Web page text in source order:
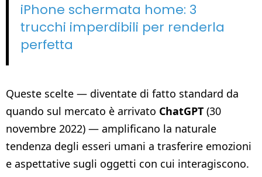
iPhone schermata home: 3
trucchi imperdibili per renderla
perfetta
Queste scelte — diventate di fatto standard da
quando sul mercato è arrivato ChatGPT (30
novembre 2022) — amplificano la naturale
tendenza degli esseri umani a trasferire emozioni
e aspettative sugli oggetti con cui interagiscono.